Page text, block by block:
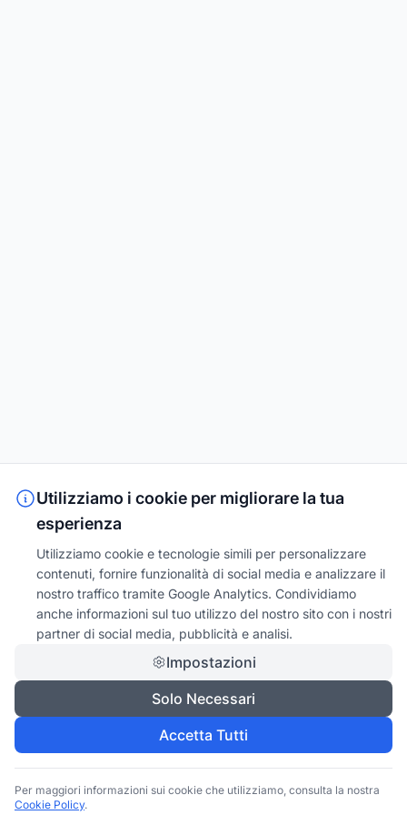
Utilizziamo i cookie per migliorare la tua
esperienza
Utilizziamo cookie e tecnologie simili per personalizzare
contenuti, fornire funzionalità di social media e analizzare il
nostro traffico tramite Google Analytics. Condividiamo
anche informazioni sul tuo utilizzo del nostro sito con i nostri
partner di social media, pubblicità e analisi.
Impostazioni
Solo Necessari
Accetta Tutti
Per maggiori informazioni sui cookie che utilizziamo, consulta la nostra
Cookie Policy.